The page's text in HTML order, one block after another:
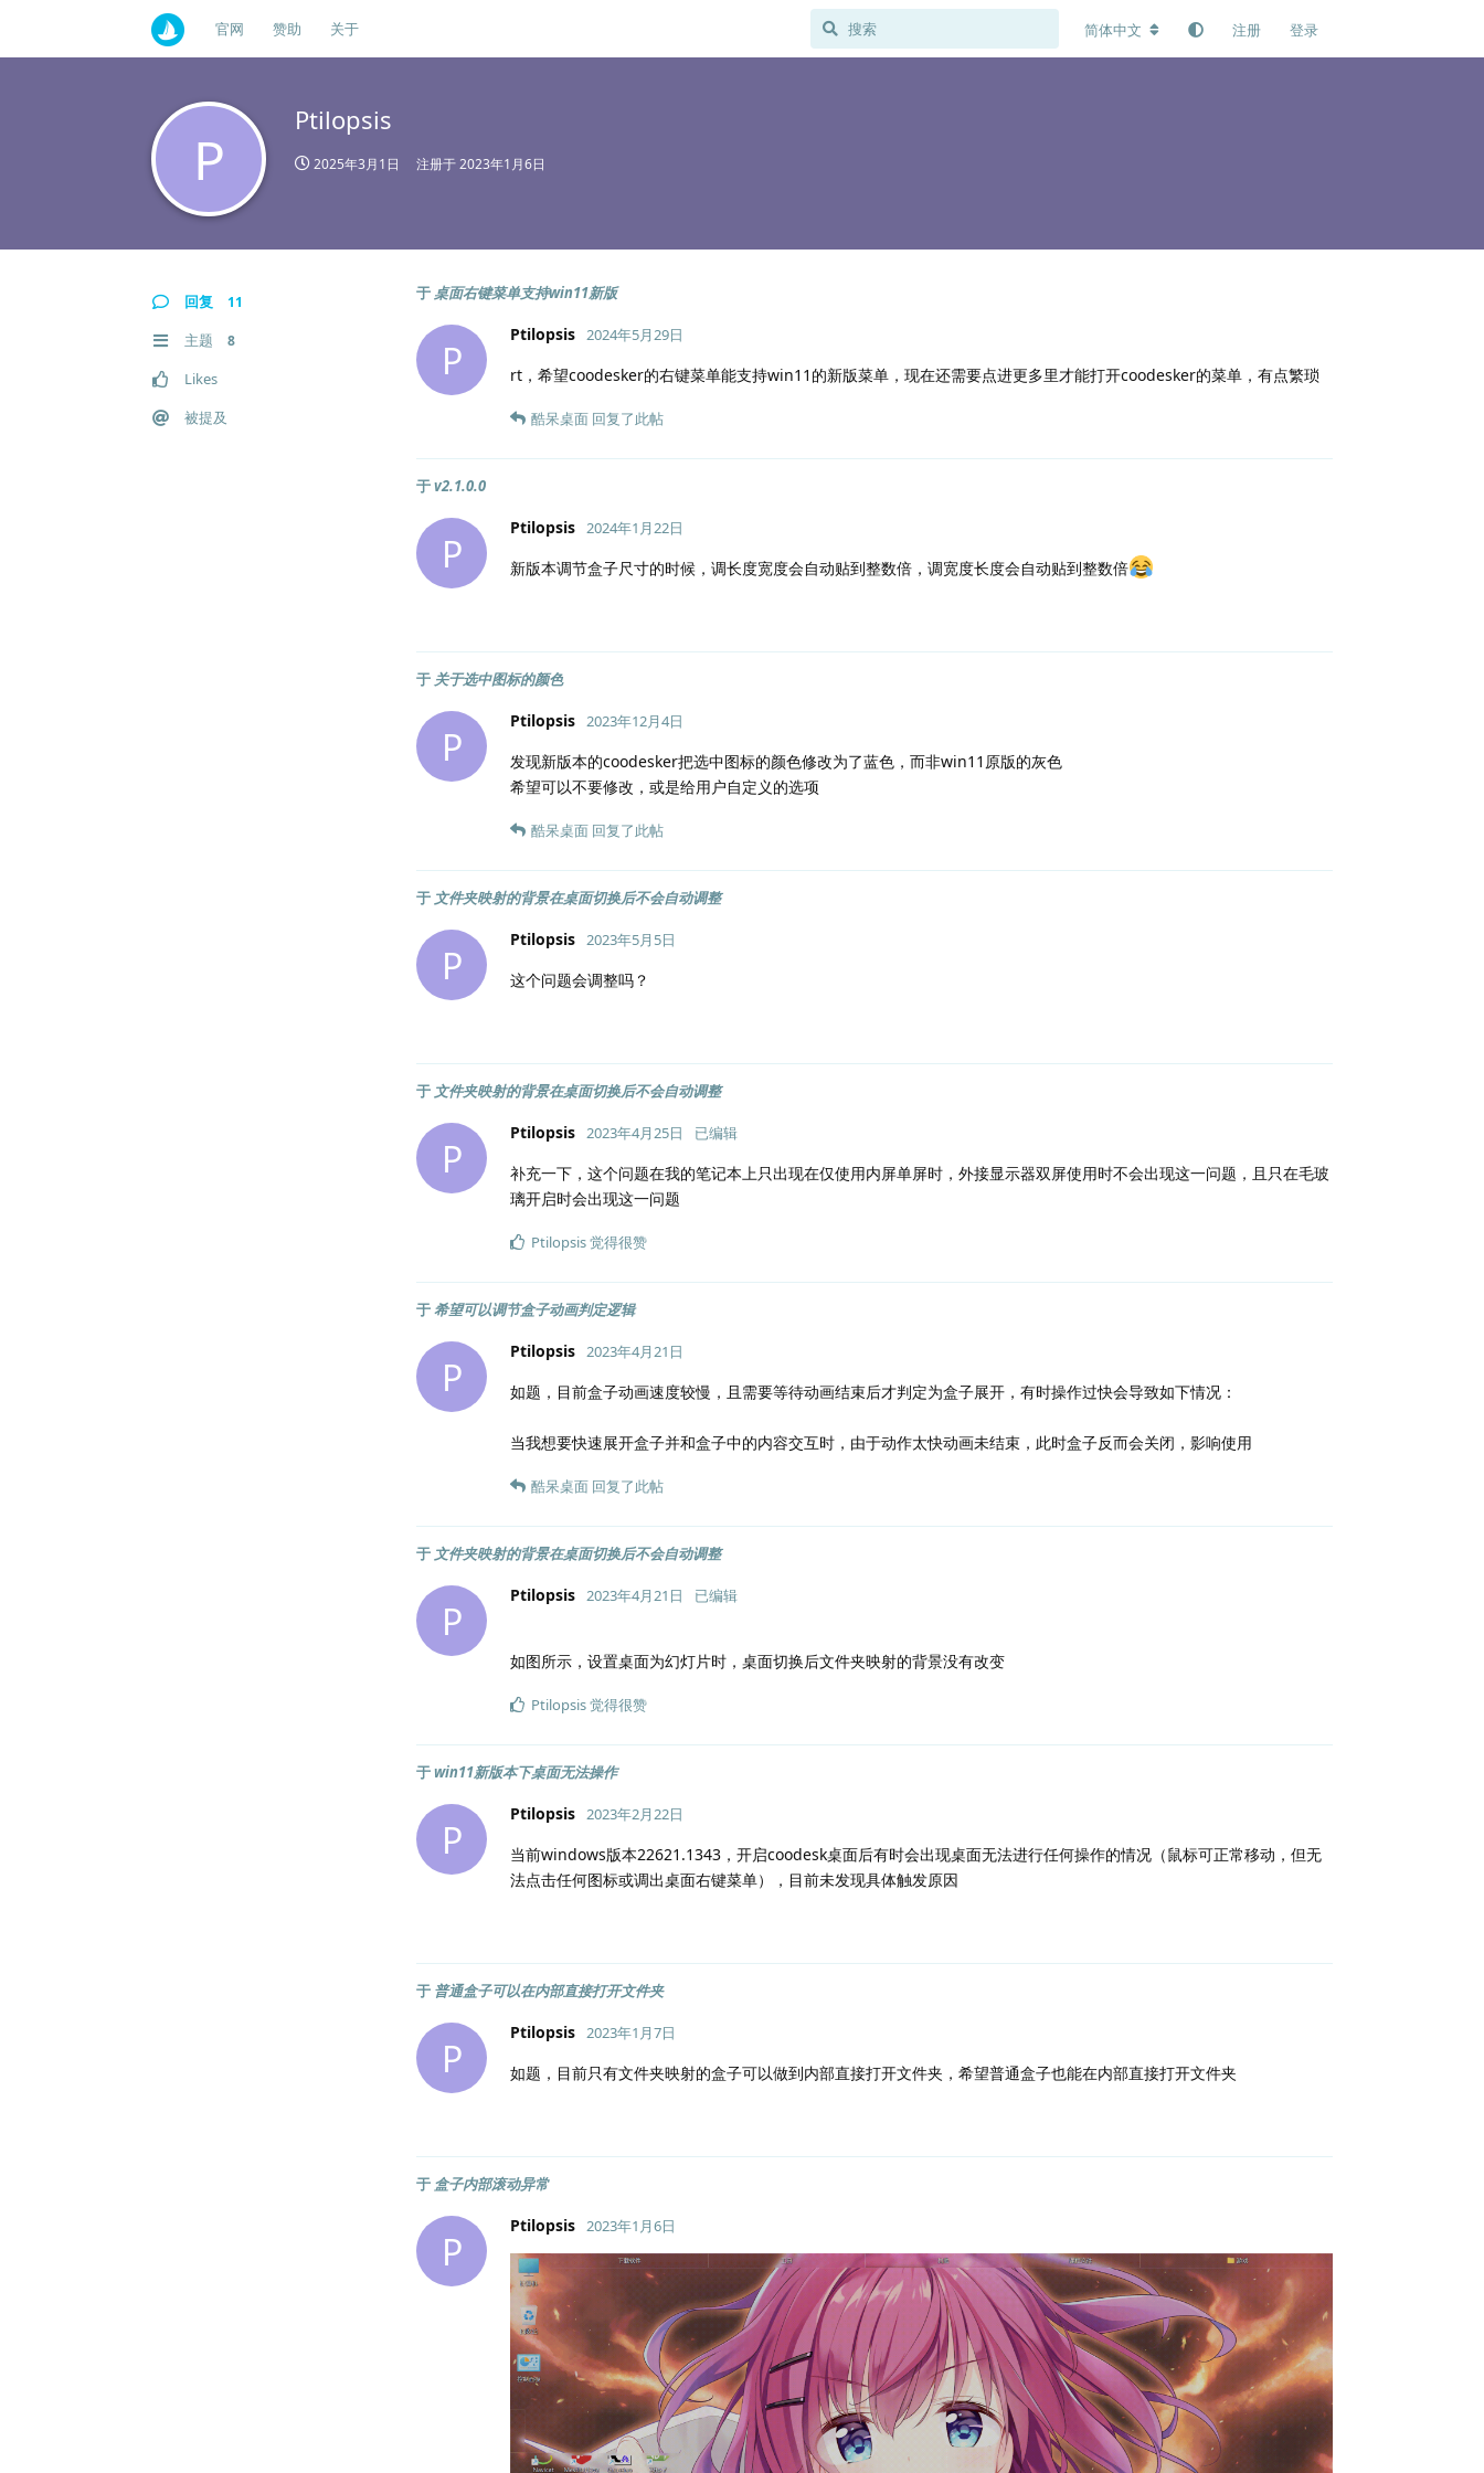
官网 赞助 关于 简体中文 注册 登录
P
Ptilopsis
2025年3月1日 注册于2023年1月6日
回复 11
主题 8
Likes
被提及
于 桌面右键菜单支持win11新版
P
Ptilopsis 2024年5月29日
rt，希望coodesker的右键菜单能支持win11的新版菜单，现在还需要点进更多里才能打开coodesker的菜单，有点繁琐
酷呆桌面 回复了此帖
于v2.1.0.0
P
Ptilopsis 2024年1月22日
新版本调节盒子尺寸的时候，调长度宽度会自动贴到整数倍，调宽度长度会自动贴到整数倍
于 关于选中图标的颜色
P
Ptilopsis 2023年12月4日
发现新版本的coodesker把选中图标的颜色修改为了蓝色，而非win11原版的灰色
希望可以不要修改，或是给用户自定义的选项
酷呆桌面 回复了此帖
于 文件夹映射的背景在桌面切换后不会自动调整
P
Ptilopsis 2023年5月5日
这个问题会调整吗？
于 文件夹映射的背景在桌面切换后不会自动调整
P
Ptilopsis 2023年4月25日 已编辑
补充一下，这个问题在我的笔记本上只出现在仅使用内屏单屏时，外接显示器双屏使用时不会出现这一问题，且只在毛玻
璃开启时会出现这一问题
Ptilopsis觉得很赞
于希望可以调节盒子动画判定逻辑
P
Ptilopsis 2023年4月21日
如题，目前盒子动画速度较慢，且需要等待动画结束后才判定为盒子展开，有时操作过快会导致如下情况：
当我想要快速展开盒子并和盒子中的内容交互时，由于动作太快动画未结束，此时盒子反而会关闭，影响使用
酷呆桌面 回复了此帖
于 文件夹映射的背景在桌面切换后不会自动调整
P
Ptilopsis 2023年4月21日 已编辑
如图所示，设置桌面为幻灯片时，桌面切换后文件夹映射的背景没有改变
Ptilopsis觉得很赞
于win11新版本下桌面无法操作
P
Ptilopsis 2023年2月22日
当前windows版本22621.1343，开启coodesk桌面后有时会出现桌面无法进行任何操作的情况（鼠标可正常移动，但无
法点击任何图标或调出桌面右键菜单），目前未发现具体触发原因
于 普通盒子可以在内部直接打开文件夹
P
Ptilopsis 2023年1月7日
如题，目前只有文件夹映射的盒子可以做到内部直接打开文件夹，希望普通盒子也能在内部直接打开文件夹
于 盒子内部滚动异常
P
Ptilopsis 2023年1月6日